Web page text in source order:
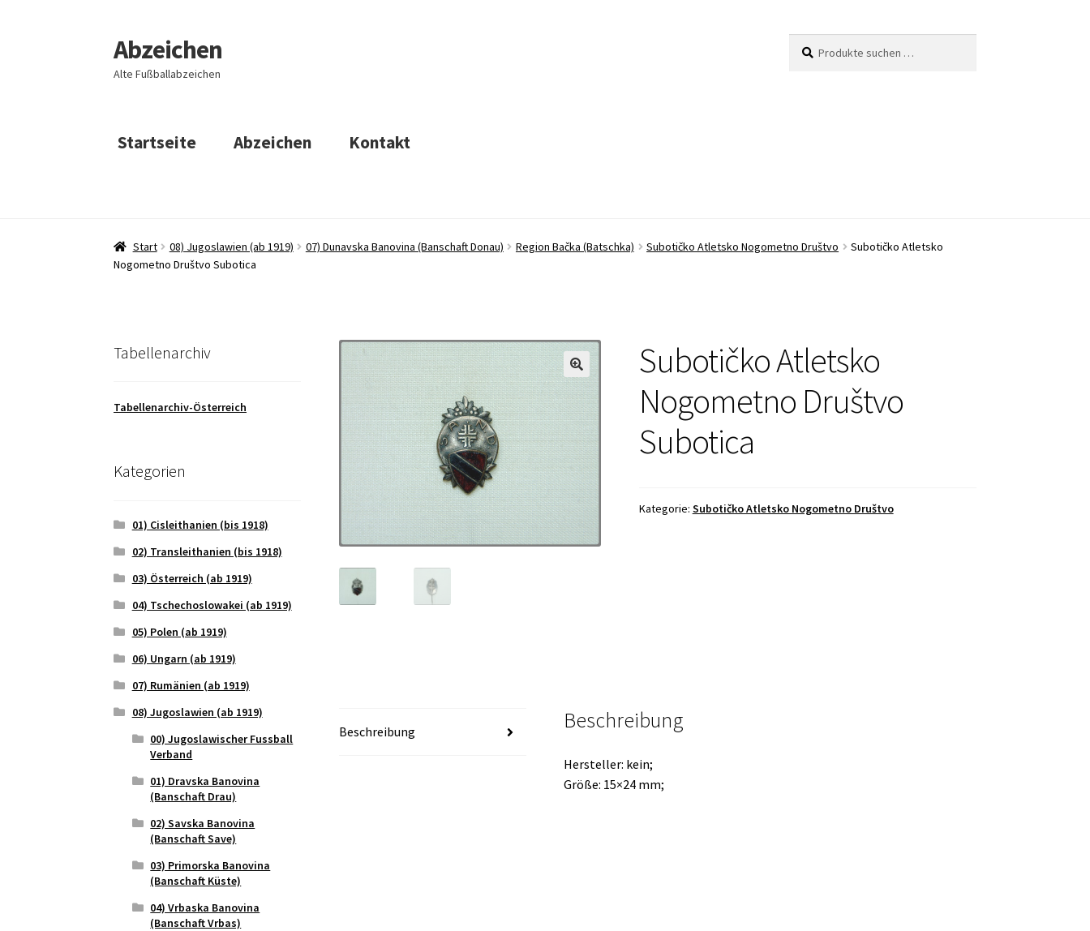
Zur
Navigation
springen
Zum
Inhalt
springen
Abzeichen
Alte Fußballabzeichen
nach:
Startseite Abzeichen Kontakt
Start 08) Jugoslawien (ab 1919) 07) Dunavska Banovina (Banschaft Donau) Region Bačka (Batschka) Subotičko Atletsko Nogometno Društvo
Subotičko Atletsko
Nogometno Društvo Subotica
Subotičko Atletsko
Nogometno Društvo
Subotica
Kategorie: Subotičko Atletsko Nogometno Društvo
Beschreibung Beschreibung
Hersteller: kein;
Größe: 15×24 mm;
Tabellenarchiv
Tabellenarchiv-Österreich
Kategorien
01) Cisleithanien (bis 1918)
02) Transleithanien (bis 1918)
03) Österreich (ab 1919)
04) Tschechoslowakei (ab 1919)
05) Polen (ab 1919)
06) Ungarn (ab 1919)
07) Rumänien (ab 1919)
08) Jugoslawien (ab 1919)
00) Jugoslawischer Fussball
Verband
01) Dravska Banovina
(Banschaft Drau)
02) Savska Banovina
(Banschaft Save)
03) Primorska Banovina
(Banschaft Küste)
04) Vrbaska Banovina
(Banschaft Vrbas)